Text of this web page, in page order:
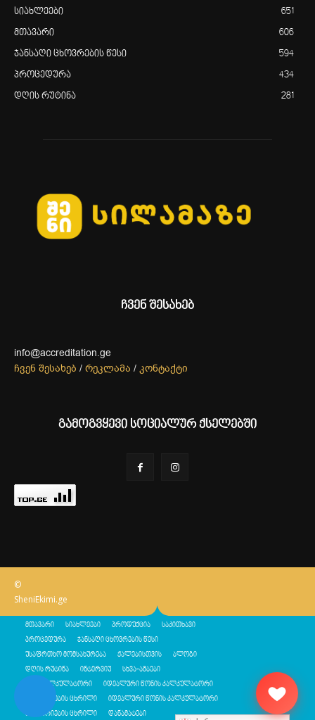
სიახლეები 651
მთავარი 606
ჯანსაღი ცხოვრების წესი 594
პროცედურა 434
დღის რუტინა 281
ჩვენ შესახებ
info@accreditation.ge
ჩვენ შესახებ / რეკლამა / კონტაქტი
გამოგვყევი სოციალურ ქსელებში
©
SheniEkimi.ge
მთავარი სიახლეები პროდუქცია საკითხავი
პროცედურა ჯანსაღი ცხოვრების წესი
უსაფრთხო მომსახურება ქალებისთვის ბლოგი
დღის რუტინა ინტერვიუ სხვა-ამბები
შენი კალკულატორი იდეალური წონის კალკულატორი
კალორიების ცხრილი იდეალური წონის კალკულატორი
კალორიების ცხრილი დანამატები